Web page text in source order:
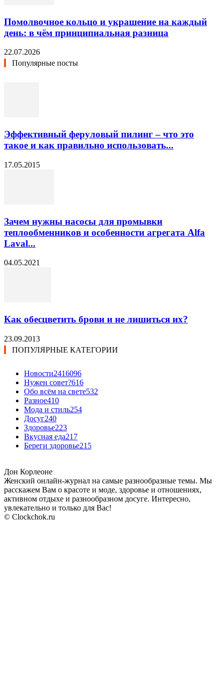
Помолвочное кольцо и украшение на каждый
день: в чём принципиальная разница
22.07.2026
Популярные посты
Эффективный феруловый пилинг – что это
такое и как правильно использовать...
17.05.2015
Зачем нужны насосы для промывки
теплообменников и особенности агрегата Alfa
Laval...
04.05.2021
Как обесцветить брови и не лишиться их?
23.09.2013
ПОПУЛЯРНЫЕ КАТЕГОРИИ
Новости2416096
Нужен совет?616
Обо всём на свете532
Разное410
Мода и стиль254
Досуг240
Здоровье223
Вкусная еда217
Береги здоровье215
Дон Корлеоне
Женский онлайн-журнал на самые разнообразные темы. Мы
расскажем Вам о красоте и моде, здоровье и отношениях,
активном отдыхе и разнообразном досуге. Интересно,
увлекательно и только для Вас!
© Clockchok.ru